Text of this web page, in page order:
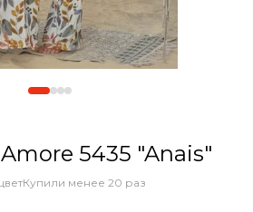
5435 "Anais"
Купили менее 20 раз